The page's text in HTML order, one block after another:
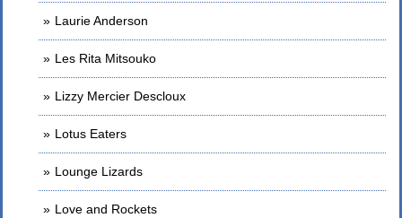
Laurie Anderson
Les Rita Mitsouko
Lizzy Mercier Descloux
Lotus Eaters
Lounge Lizards
Love and Rockets